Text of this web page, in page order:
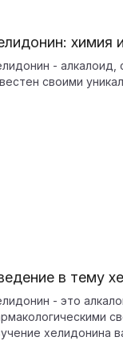
химия
- алкалоид,
своими
в тему
- это
хелидонина